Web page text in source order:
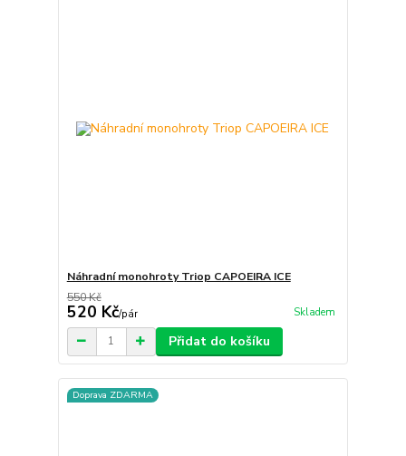
Náhradní monohroty Triop CAPOEIRA ICE
550 Kč
520 Kč/pár Skladem
Přidat do košíku
Doprava ZDARMA